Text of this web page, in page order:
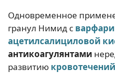
Одновременное
гранул Нимид с
ацетилсалициловой
антикоагулянтами
развитию кровотечений